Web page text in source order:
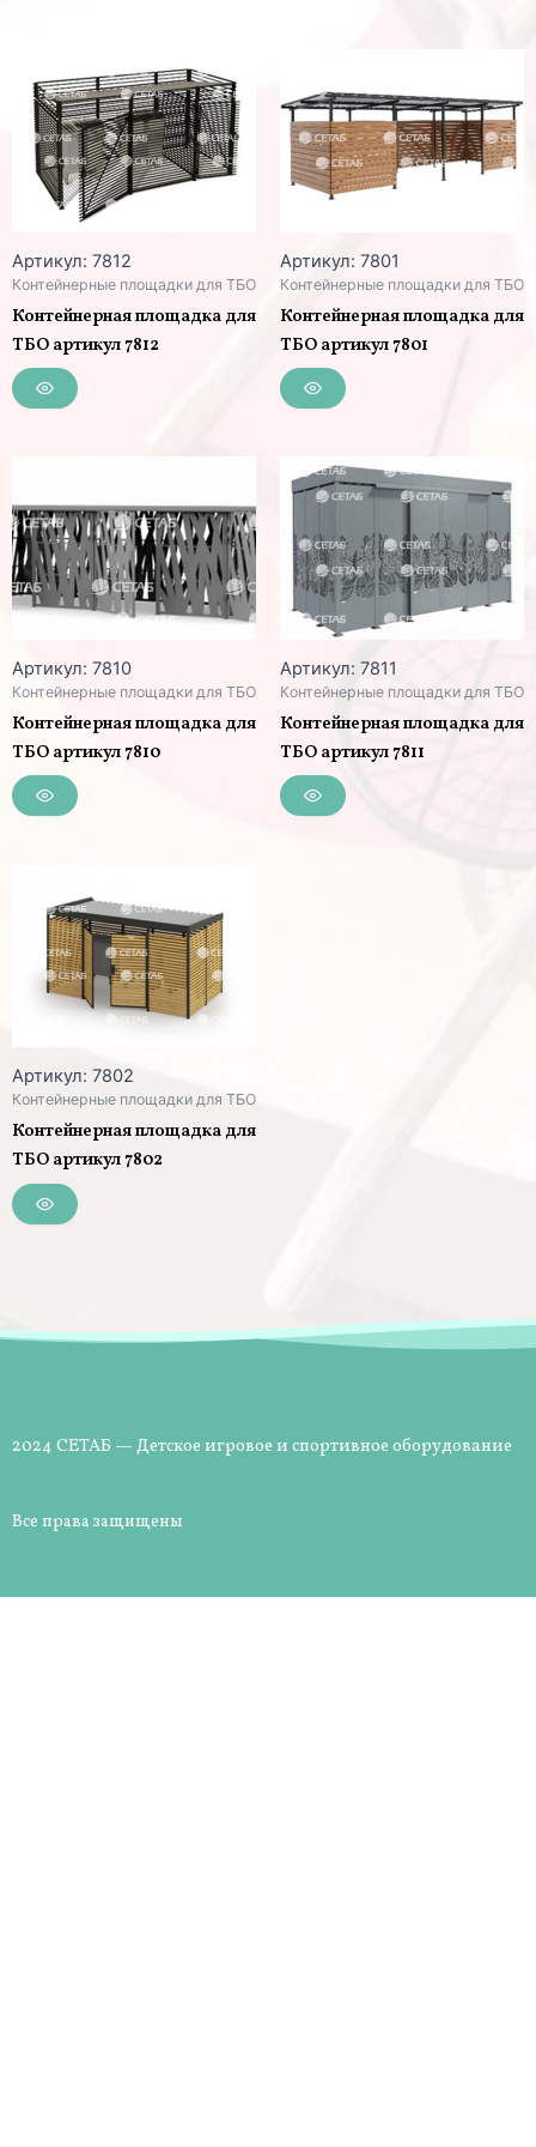
Артикул: 7812
Контейнерные площадки для ТБО
Контейнерная площадка для
ТБО артикул 7812
Артикул: 7801
Контейнерные площадки для ТБО
Контейнерная площадка для
ТБО артикул 7801
Артикул: 7810
Контейнерные площадки для ТБО
Контейнерная площадка для
ТБО артикул 7810
Артикул: 7811
Контейнерные площадки для ТБО
Контейнерная площадка для
ТБО артикул 7811
Артикул: 7802
Контейнерные площадки для ТБО
Контейнерная площадка для
ТБО артикул 7802
2024 СЕТАБ — Детское игровое и спортивное оборудование
Все права защищены